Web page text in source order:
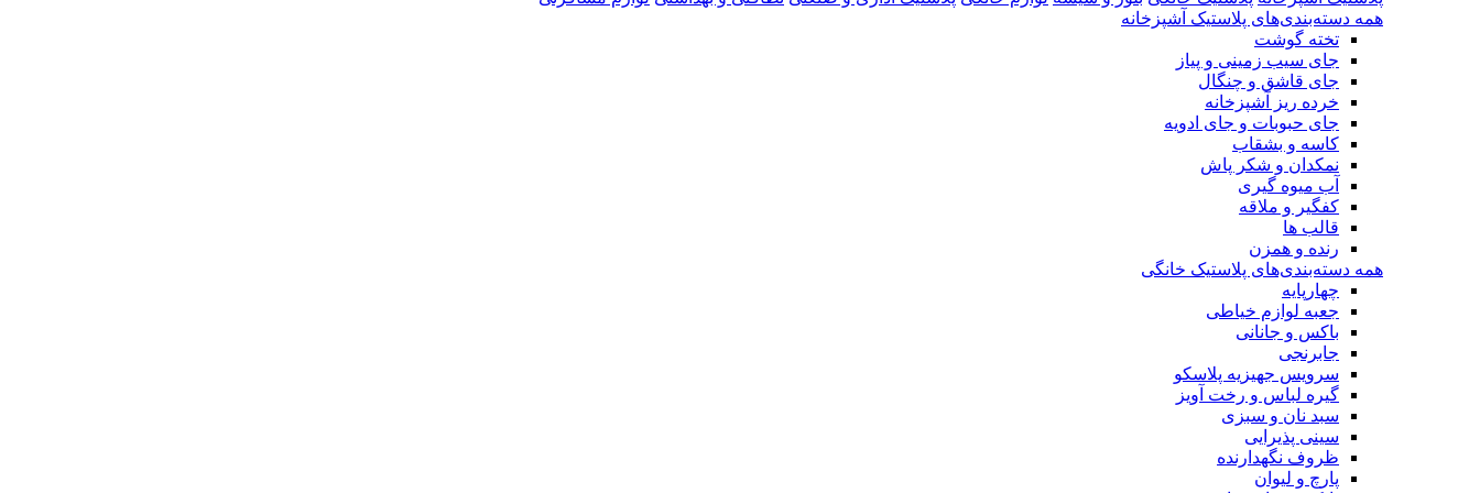
همه دسته‌بندی‌های پلاستیک آشپزخانه
تخته گوشت
جای سیب زمینی و پیاز
جای قاشق و چنگال
خرده ریز آشپزخانه
جای حبوبات و جای ادویه
کاسه و بشقاب
نمکدان و شکر پاش
آب میوه گیری
کفگیر و ملاقه
قالب ها
رنده و همزن
همه دسته‌بندی‌های پلاستیک خانگی
چهارپایه
جعبه لوازم خیاطی
باکس و جانانی
جابرنجی
سرویس جهیزیه پلاسکو
گیره لباس و رخت آویز
سبد نان و سبزی
سینی پذیرایی
ظروف نگهدارنده
پارچ و لیوان